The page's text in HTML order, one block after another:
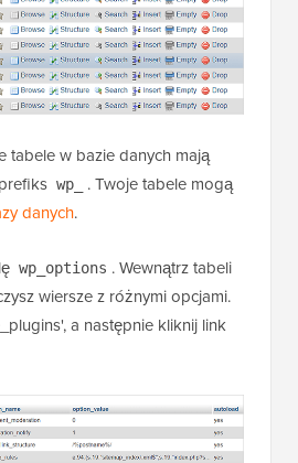
tabele w bazie danych mają
wp_
. Twoje tabele mogą
danych.
wp_options . Wewnątrz tabeli
wiersze z różnymi opcjami.
a następnie kliknij link